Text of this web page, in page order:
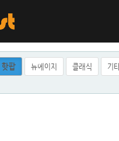
핫팝 뉴에이지 클래식 기